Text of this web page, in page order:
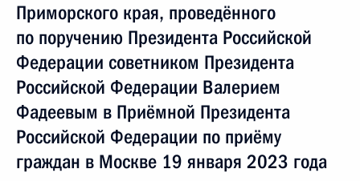
Приморского края, проведённого
по поручению Президента Российской
Федерации советником Президента
Российской Федерации Валерием
Фадеевым в Приёмной Президента
Российской Федерации по приёму
граждан в Москве 19 января 2023 года